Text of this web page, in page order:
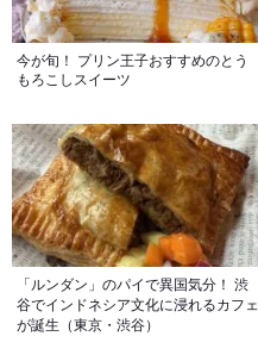
今が旬！ プリン王子おすすめのとう
もろこしスイーツ
「ルンダン」のパイで異国気分！ 渋
谷でインドネシア文化に浸れるカフェ
が誕生（東京・渋谷）